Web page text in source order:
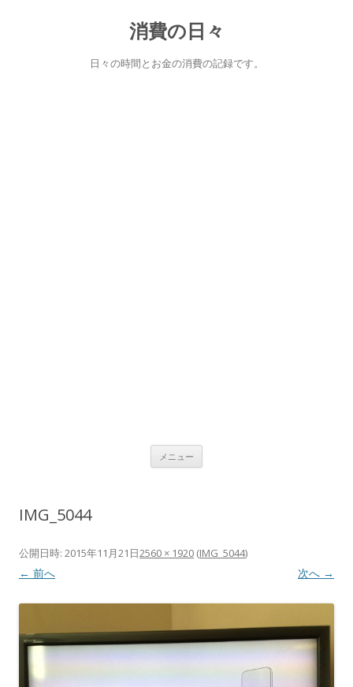
消費の日々
日々の時間とお金の消費の記録です。
メニュー
プ
IMG_5044
公開日時: 2015年11月21日2560 × 1920 (IMG_5044)
← 前へ 次へ →